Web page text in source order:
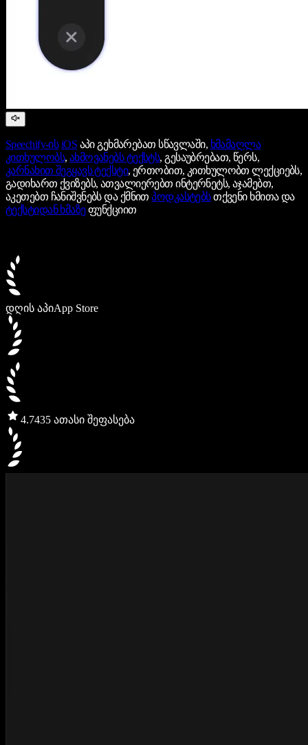
Speechify-ის iOS აპი გეხმარებათ სწავლაში, ხმამაღლა
კითხულობს, ახმოვანებს ტექსტს, გესაუბრებათ, წერს,
კარნახით შეგყავს ტექსტი, ერთობით, კითხულობთ ლექციებს,
გადიხართ ქვიზებს, ათვალიერებთ ინტერნეტს, აჯამებთ,
აკეთებთ ჩანიშვნებს და ქმნითპოდკასტებსთქვენი ხმითა და
ტექსტიდან ხმაზეფუნქციით
დღის აპიApp Store
4.7435 ათასი შეფასება